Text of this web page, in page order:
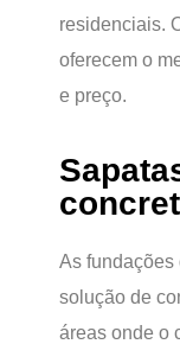
residenciais.
oferecem o
e preço.
As fundações
solução de
áreas onde o